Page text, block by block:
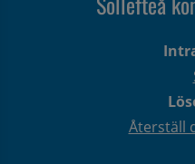
Återställ